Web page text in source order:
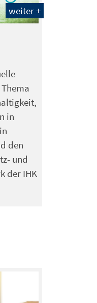
weiter +
in
den
und
der IHK